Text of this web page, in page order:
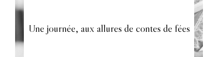
Une journée, aux allures de contes de fées